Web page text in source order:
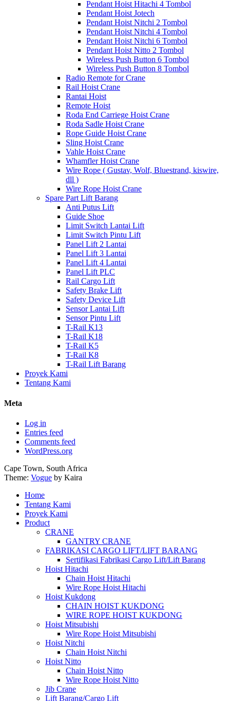
Pendant Hoist Hitachi 4 Tombol
Pendant Hoist Jotech
Pendant Hoist Nitchi 2 Tombol
Pendant Hoist Nitchi 4 Tombol
Pendant Hoist Nitchi 6 Tombol
Pendant Hoist Nitto 2 Tombol
Wireless Push Button 6 Tombol
Wireless Push Button 8 Tombol
Radio Remote for Crane
Rail Hoist Crane
Rantai Hoist
Remote Hoist
Roda End Carriege Hoist Crane
Roda Sadle Hoist Crane
Rope Guide Hoist Crane
Sling Hoist Crane
Vahle Hoist Crane
Whamfler Hoist Crane
Wire Rope ( Gustav, Wolf, Bluestrand, kiswire,
dll )
Wire Rope Hoist Crane
Spare Part Lift Barang
Anti Putus Lift
Guide Shoe
Limit Switch Lantai Lift
Limit Switch Pintu Lift
Panel Lift 2 Lantai
Panel Lift 3 Lantai
Panel Lift 4 Lantai
Panel Lift PLC
Rail Cargo Lift
Safety Brake Lift
Safety Device Lift
Sensor Lantai Lift
Sensor Pintu Lift
T-Rail K13
T-Rail K18
T-Rail K5
T-Rail K8
T-Rail Lift Barang
Proyek Kami
Tentang Kami
Meta
Log in
Entries feed
Comments feed
WordPress.org
Cape Town, South Africa
Theme: Vogue by Kaira
Home
Tentang Kami
Proyek Kami
Product
CRANE
GANTRY CRANE
FABRIKASI CARGO LIFT/LIFT BARANG
Sertifikasi Fabrikasi Cargo Lift/Lift Barang
Hoist Hitachi
Chain Hoist Hitachi
Wire Rope Hoist Hitachi
Hoist Kukdong
CHAIN HOIST KUKDONG
WIRE ROPE HOIST KUKDONG
Hoist Mitsubishi
Wire Rope Hoist Mitsubishi
Hoist Nitchi
Chain Hoist Nitchi
Hoist Nitto
Chain Hoist Nitto
Wire Rope Hoist Nitto
Jib Crane
Lift Barang/Cargo Lift